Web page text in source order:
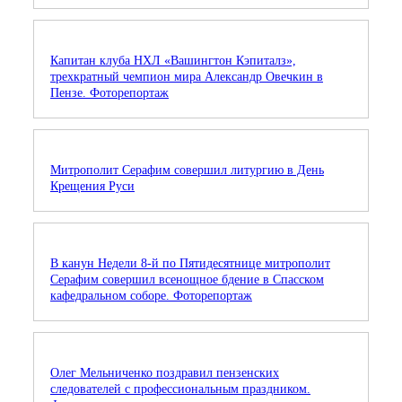
Капитан клуба НХЛ «Вашингтон Кэпиталз»,
трехкратный чемпион мира Александр Овечкин в
Пензе. Фоторепортаж
Митрополит Серафим совершил литургию в День
Крещения Руси
В канун Недели 8-й по Пятидесятнице митрополит
Серафим совершил всенощное бдение в Спасском
кафедральном соборе. Фоторепортаж
Олег Мельниченко поздравил пензенских
следователей с профессиональным праздником.